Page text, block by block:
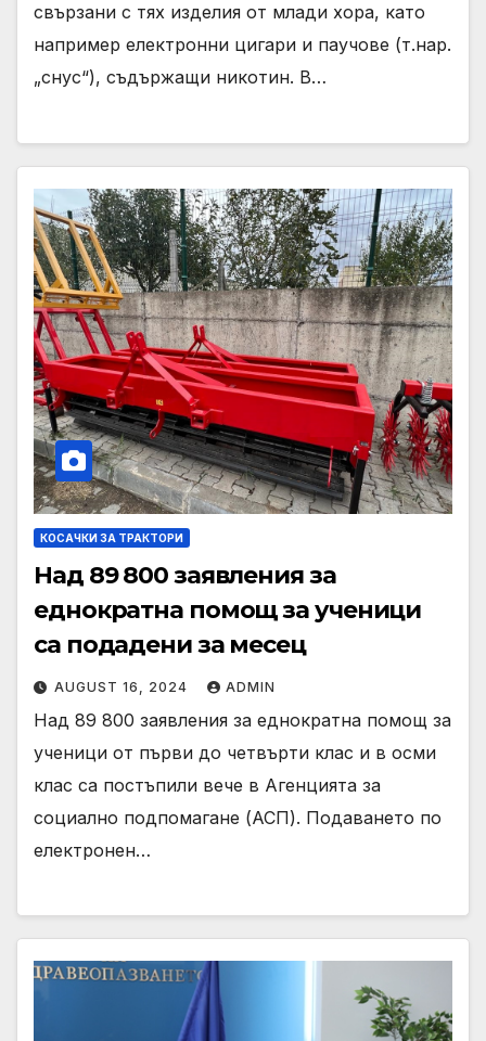
свързани с тях изделия от млади хора, като
например електронни цигари и паучове (т.нар.
„снус“), съдържащи никотин. В…
КОСАЧКИ ЗА ТРАКТОРИ
Над 89 800 заявления за
еднократна помощ за ученици
са подадени за месец
AUGUST 16, 2024 ADMIN
Над 89 800 заявления за еднократна помощ за
ученици от първи до четвърти клас и в осми
клас са постъпили вече в Агенцията за
социално подпомагане (АСП). Подаването по
електронен…